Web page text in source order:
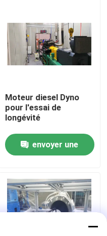
Moteur diesel Dyno
pour l'essai de
longévité
envoyer une